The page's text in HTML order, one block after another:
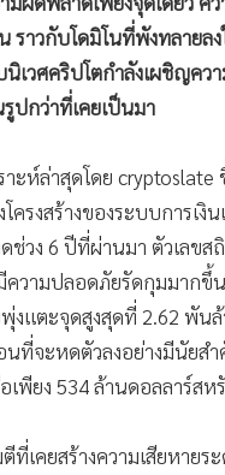
ราวกับโดมิโนที่พังทลายล
เวศคริปโตกำลังเผชิญควา
ปกว่าที่เคยเป็นมา
าะห์ล่าสุดโดย cryptoslate
โครงสร้างของระบบการเ
ช่วง 6 ปีที่ผ่านมา ตัวเลขส
วามปลอดภัยรัดกุมมากขึ้น
งแตะจุดสูงสุดที่ 2.62 พัน
ที่จะหดตัวลงอย่างมีนัยส
เพียง 534 ล้านดอลลาร์ส
ที่เคยสร้างความเสียหายร